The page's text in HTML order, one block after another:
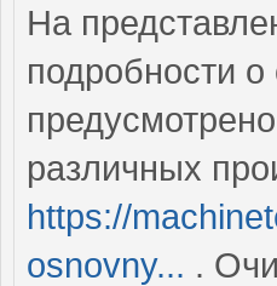
На
подробности
различных
https://
osnovny... .